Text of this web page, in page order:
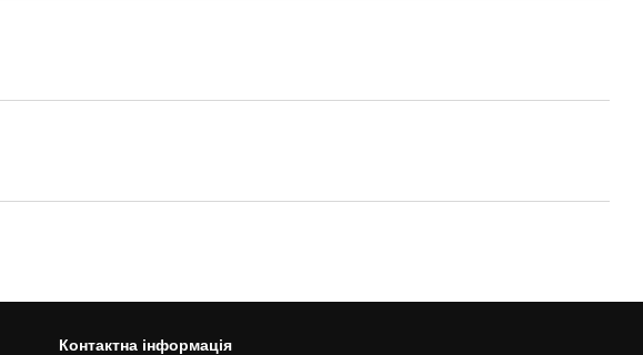
Контактна інформація